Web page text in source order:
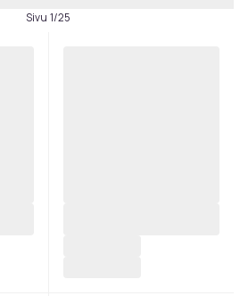
Sivu 1/25